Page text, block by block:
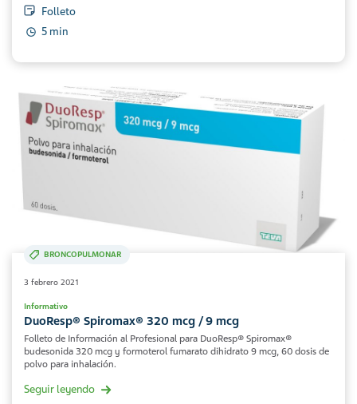
Folleto
5 min
BRONCOPULMONAR
3 febrero 2021
Informativo
DuoResp® Spiromax® 320 mcg / 9 mcg
Folleto de Información al Profesional para DuoResp® Spiromax®
budesonida 320 mcg y formoterol fumarato dihidrato 9 mcg, 60 dosis de
polvo para inhalación.
Seguir leyendo